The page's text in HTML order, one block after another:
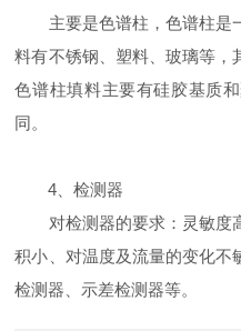
主要是色谱柱，色谱柱是
料有不锈钢、塑料、玻璃等，
色谱柱填料主要有硅胶基质
同。
4、检测器
对检测器的要求：灵敏度
积小、对温度及流量的变化不
检测器、示差检测器等。